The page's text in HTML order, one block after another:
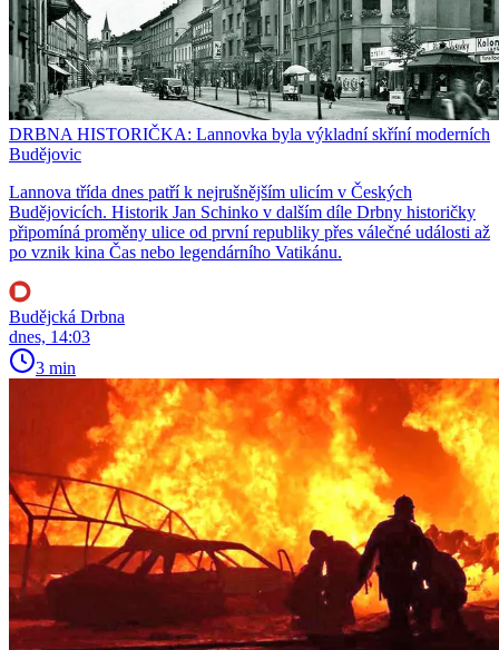
DRBNA HISTORIČKA: Lannovka byla výkladní skříní moderních
Budějovic
Lannova třída dnes patří k nejrušnějším ulicím v Českých
Budějovicích. Historik Jan Schinko v dalším díle Drbny historičky
připomíná proměny ulice od první republiky přes válečné události až
po vznik kina Čas nebo legendárního Vatikánu.
Budějcká Drbna
dnes, 14:03
3 min